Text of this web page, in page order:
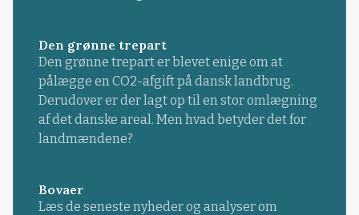
Den grønne trepart
Den grønne trepart er blevet enige om at
pålægge en CO2-afgift på dansk landbrug.
Derudover er der lagt op til en stor omlægning
af det danske areal. Men hvad betyder det for
landmændene?
Bovaer
Læs de seneste nyheder og analyser om